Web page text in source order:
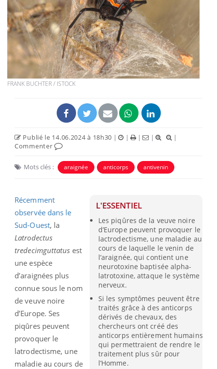
FRANK BUCHTER / ISTOCK
Publié le 14.06.2024 à 18h30 | | | |
|
Commenter
Mots clés : araignée anticorps antivenin
L'ESSENTIEL
Les piqûres de la veuve noire
d’Europe peuvent provoquer le
lactrodectisme, une maladie au
cours de laquelle le venin de
l’araignée, qui contient une
neurotoxine baptisée alpha-
latrotoxine, attaque le système
nerveux.
Si les symptômes peuvent être
traités grâce à des anticorps
dérivés de chevaux, des
chercheurs ont créé des
anticorps entièrement humains
qui permettraient de rendre le
traitement plus sûr pour
l’Homme.
Récemment
observée dans le
Sud-Ouest, la
Latrodectus
tredecimguttatus est
une espèce
d’araignées plus
connue sous le nom
de veuve noire
d’Europe. Ses
piqûres peuvent
provoquer le
latrodectisme, une
maladie au cours de